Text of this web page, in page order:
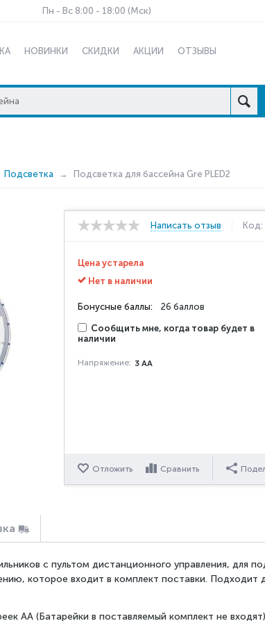
Пн - Вс 8:00 - 18:00 (Мск)
НОВИНКИ СКИДКИ АКЦИИ ОТЗЫВЫ
Подсветка Подсветка для бассейна Gre PLED2
Написать отзыв Код:
Цена устарела
Нет в наличии
Бонусные баллы: 26 баллов
Сообщить мне, когда товар будет в
наличии
Напряжение: 3 AA
Отложить Сравнить
с пультом дистанционного управления, для
которое входит в комплект поставки. Подходит
AA (Батарейки в поставляемый комплект не